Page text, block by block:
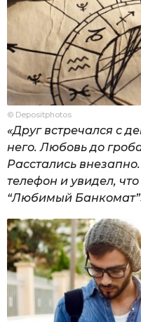
© Depositphotos
«Друг встречался с
него. Любовь до
Расстались
телефон и увидел,
“Любимый